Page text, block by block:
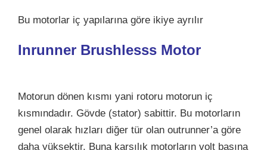
Bu motorlar iç yapılarına göre ikiye ayrılır
Inrunner Brushlesss Motor
Motorun dönen kısmı yani rotoru motorun iç
kısmındadır. Gövde (stator) sabittir. Bu motorların
genel olarak hızları diğer tür olan outrunner’a göre
daha yüksektir. Buna karşılık motorların volt başına